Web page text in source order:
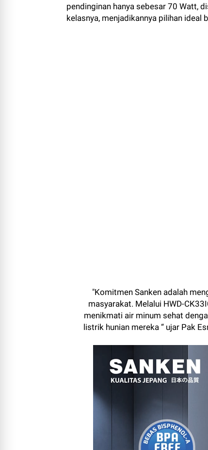
pendinginan hanya sebesar 70 Watt,
kelasnya, menjadikannya pilihan
"Komitmen Sanken adalah
masyarakat. Melalui HWD-
menikmati air minum sehat
listrik hunian mereka “ ujar Pak